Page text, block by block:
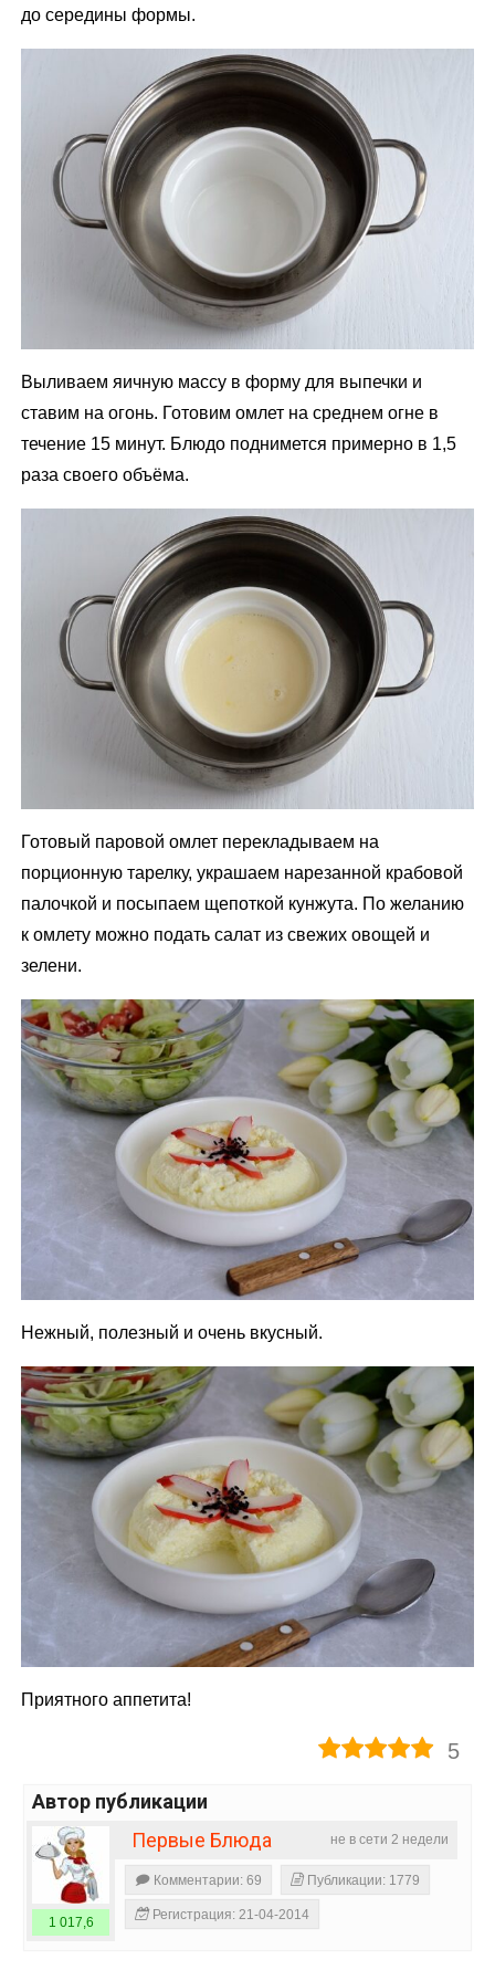
до середины формы.
Выливаем яичную массу в форму для выпечки и
ставим на огонь. Готовим омлет на среднем огне в
течение 15 минут. Блюдо поднимется примерно в 1,5
раза своего объёма.
Готовый паровой омлет перекладываем на
порционную тарелку, украшаем нарезанной крабовой
палочкой и посыпаем щепоткой кунжута. По желанию
к омлету можно подать салат из свежих овощей и
зелени.
Нежный, полезный и очень вкусный.
Приятного аппетита!
5
Автор публикации
не в сети 2 недели
Первые Блюда
1 017,6
Комментарии: 69 Публикации: 1779
Регистрация: 21-04-2014